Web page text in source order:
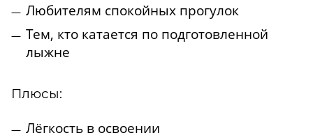
Любителям спокойных прогулок
Тем, кто катается по подготовленной
лыжне
Плюсы:
Лёгкость в освоении